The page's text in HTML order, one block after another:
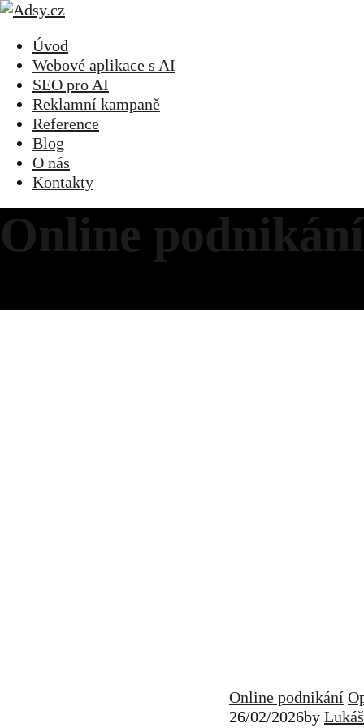
Úvod
Webové aplikace s AI
SEO pro AI
Reklamní kampaně
Reference
Blog
O nás
Kontakty
Online podnikání
Online podnikání
26/02/2026by